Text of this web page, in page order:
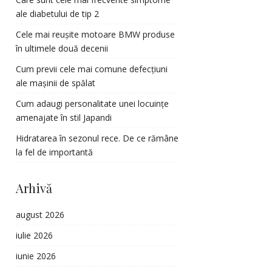
ale diabetului de tip 2
Cele mai reușite motoare BMW produse
în ultimele două decenii
Cum previi cele mai comune defecțiuni
ale mașinii de spălat
Cum adaugi personalitate unei locuințe
amenajate în stil Japandi
Hidratarea în sezonul rece. De ce rămâne
la fel de importantă
Arhivă
august 2026
iulie 2026
iunie 2026